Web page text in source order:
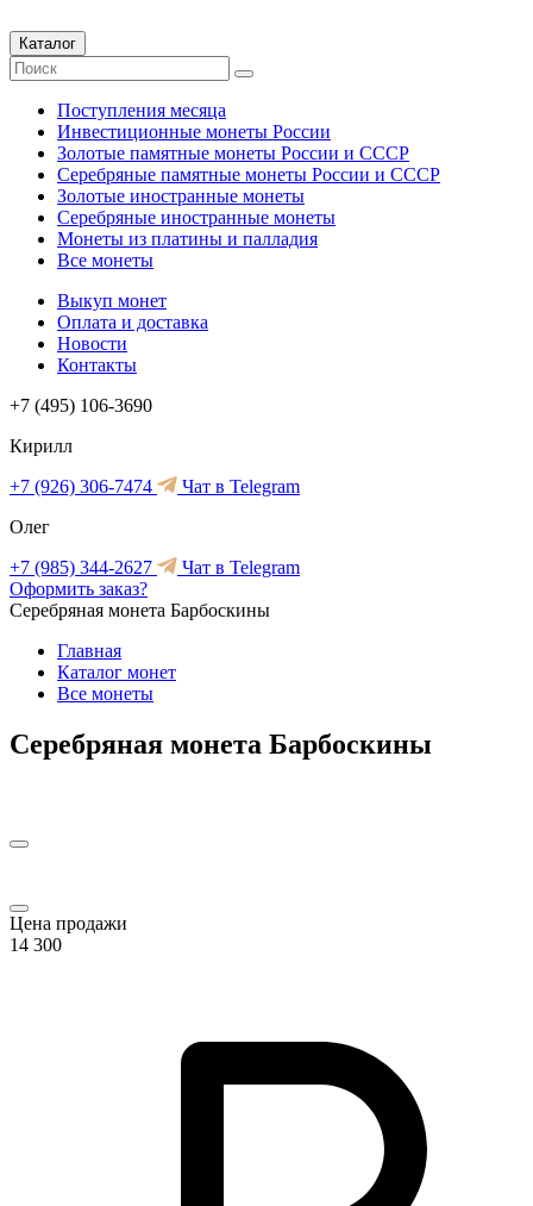
Каталог
Поступления месяца
Инвестиционные монеты России
Золотые памятные монеты России и СССР
Серебряные памятные монеты России и СССР
Золотые иностранные монеты
Серебряные иностранные монеты
Монеты из платины и палладия
Все монеты
Выкуп монет
Оплата и доставка
Новости
Контакты
+7 (495) 106-3690
Кирилл
+7 (926) 306-7474
Чат в Telegram
Олег
+7 (985) 344-2627
Чат в Telegram
Оформить заказ?
Серебряная монета Барбоскины
Главная
Каталог монет
Все монеты
Серебряная монета Барбоскины
Цена продажи
14 300